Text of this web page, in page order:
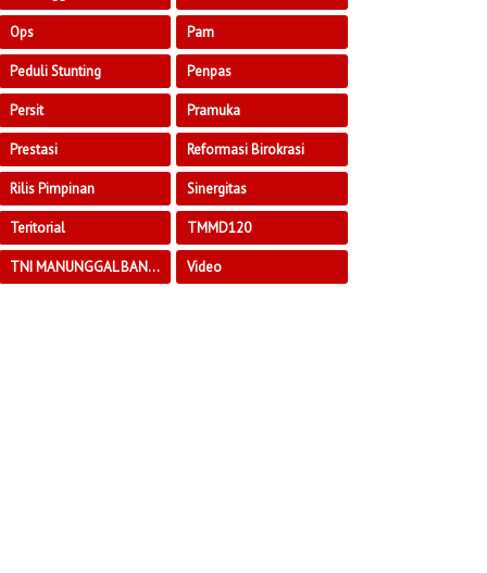
Ops Pam
Peduli Stunting Penpas
Persit Pramuka
Prestasi Reformasi Birokrasi
Rilis Pimpinan Sinergitas
Teritorial TMMD120
TNI MANUNGGAL BANGUN DESA Video